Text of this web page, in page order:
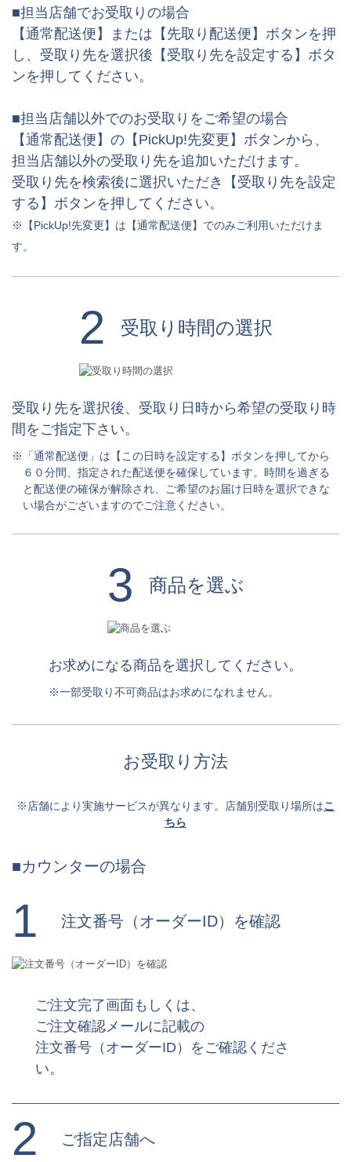
■担当店舗でお受取りの場合
【通常配送便】または【先取り配送便】ボタンを押
し、受取り先を選択後【受取り先を設定する】ボタ
ンを押してください。
■担当店舗以外でのお受取りをご希望の場合
【通常配送便】の【PickUp!先変更】ボタンから、
担当店舗以外の受取り先を追加いただけます。
受取り先を検索後に選択いただき【受取り先を設定
する】ボタンを押してください。
※【PickUp!先変更】は【通常配送便】でのみご利用いただけま
す。
2 受取り時間の選択
受取り先を選択後、受取り日時から希望の受取り時
間をご指定下さい。
※「通常配送便」は【この日時を設定する】ボタンを押してから
６０分間、指定された配送便を確保しています。時間を過ぎる
と配送便の確保が解除され、ご希望のお届け日時を選択できな
い場合がございますのでご注意ください。
3 商品を選ぶ
お求めになる商品を選択してください。
※一部受取り不可商品はお求めになれません。
お受取り方法
※店舗により実施サービスが異なります。店舗別受取り場所はこ
ちら
■カウンターの場合
1 注文番号（オーダーID）を確認
ご注文完了画面もしくは、
ご注文確認メールに記載の
注文番号（オーダーID）をご確認くださ
い。
2 ご指定店舗へ